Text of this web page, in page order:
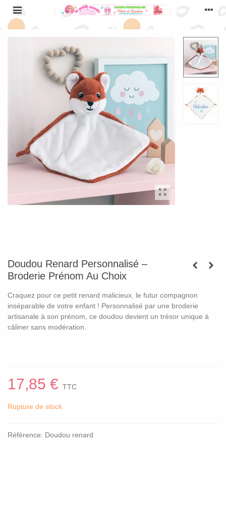
Doudou Renard Personnalisé –
Broderie Prénom Au Choix
Craquez pour ce petit renard malicieux, le futur compagnon
inséparable de votre enfant ! Personnalisé par une broderie
artisanale à son prénom, ce doudou devient un trésor unique à
câliner sans modération.
17,85 € TTC
Rupture de stock
Référence: Doudou renard